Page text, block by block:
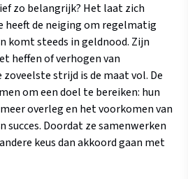
zo belangrijk? Het laat zich
heeft de neiging om regelmatig
komt steeds in geldnood. Zijn
heffen of verhogen van
zoveelste strijd is de maat vol. De
om een doel te bereiken: hun
overleg en het voorkomen van
succes. Doordat ze samenwerken
keus dan akkoord gaan met